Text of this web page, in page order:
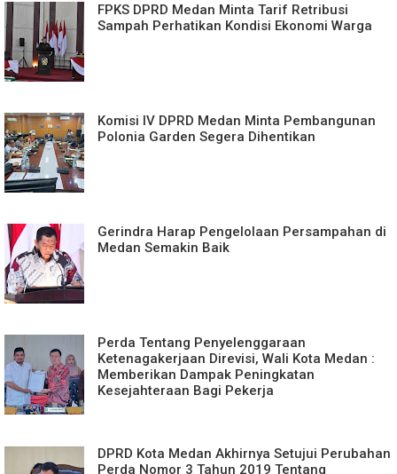
FPKS DPRD Medan Minta Tarif Retribusi
Sampah Perhatikan Kondisi Ekonomi Warga
Komisi IV DPRD Medan Minta Pembangunan
Polonia Garden Segera Dihentikan
Gerindra Harap Pengelolaan Persampahan di
Medan Semakin Baik
Perda Tentang Penyelenggaraan
Ketenagakerjaan Direvisi, Wali Kota Medan :
Memberikan Dampak Peningkatan
Kesejahteraan Bagi Pekerja
DPRD Kota Medan Akhirnya Setujui Perubahan
Perda Nomor 3 Tahun 2019 Tentang